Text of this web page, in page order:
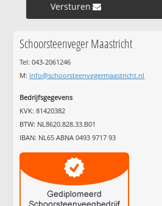
Versturen »
Schoorsteenveger Maastricht
Tel: 043-2061246
M: info@schoorsteenvegermaastricht.nl
Bedrijfsgegevens
KVK: 81420382
BTW: NL8620.828.33.B01
IBAN: NL65 ABNA 0493 9717 93